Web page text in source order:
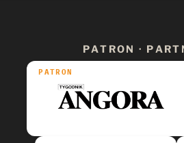
PATRON ·
PATRON